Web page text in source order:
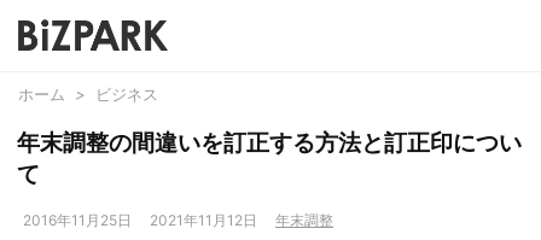
ホーム > ビジネス
年末調整の間違いを訂正する方法と訂正印につい
て
2016年11月25日 2021年11月12日 年末調整